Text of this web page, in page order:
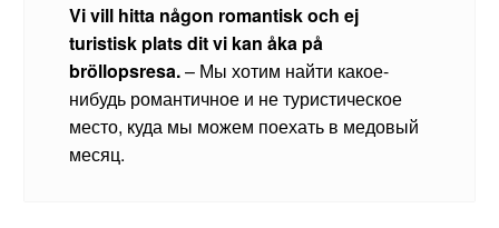
Vi vill hitta någon romantisk och ej
turistisk plats dit vi kan åka på
bröllopsresa.– Мы хотим найти какое-
нибудь романтичное и не туристическое
место, куда мы можем поехать в медовый
месяц.